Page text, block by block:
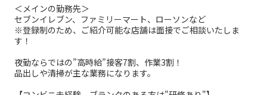
＜メインの勤務先＞
セブンイレブン、ファミリーマート、ローソンなど
※登録制のため、ご紹介可能な店舗は面接でご相談いたしま
す！
夜勤ならではの”高時給”接客7割、作業3割！
品出しや清掃が主な業務になります。